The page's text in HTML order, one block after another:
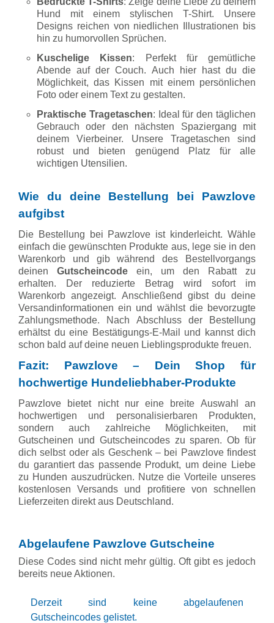
Hund mit einem stylischen T-Shirt. Unsere
Designs reichen von niedlichen Illustrationen bis
hin zu humorvollen Sprüchen.
Kuschelige Kissen: Perfekt für gemütliche
Abende auf der Couch. Auch hier hast du die
Möglichkeit, das Kissen mit einem persönlichen
Foto oder einem Text zu gestalten.
Praktische Tragetaschen: Ideal für den täglichen
Gebrauch oder den nächsten Spaziergang mit
deinem Vierbeiner. Unsere Tragetaschen sind
robust und bieten genügend Platz für alle
wichtigen Utensilien.
Wie du deine Bestellung bei Pawzlove
aufgibst
Die Bestellung bei Pawzlove ist kinderleicht. Wähle
einfach die gewünschten Produkte aus, lege sie in den
Warenkorb und gib während des Bestellvorgangs
deinen Gutscheincode ein, um den Rabatt zu
erhalten. Der reduzierte Betrag wird sofort im
Warenkorb angezeigt. Anschließend gibst du deine
Versandinformationen ein und wählst die bevorzugte
Zahlungsmethode. Nach Abschluss der Bestellung
erhältst du eine Bestätigungs-E-Mail und kannst dich
schon bald auf deine neuen Lieblingsprodukte freuen.
Fazit: Pawzlove – Dein Shop für
hochwertige Hundeliebhaber-Produkte
Pawzlove bietet nicht nur eine breite Auswahl an
hochwertigen und personalisierbaren Produkten,
sondern auch zahlreiche Möglichkeiten, mit
Gutscheinen und Gutscheincodes zu sparen. Ob für
dich selbst oder als Geschenk – bei Pawzlove findest
du garantiert das passende Produkt, um deine Liebe
zu Hunden auszudrücken. Nutze die Vorteile unseres
kostenlosen Versands und profitiere von schnellen
Lieferzeiten direkt aus Deutschland.
Abgelaufene Pawzlove Gutscheine
Diese Codes sind nicht mehr gültig. Oft gibt es jedoch
bereits neue Aktionen.
Derzeit sind keine abgelaufenen
Gutscheincodes gelistet.